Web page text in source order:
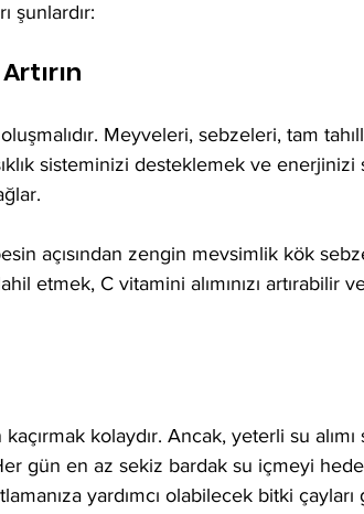
şunlardır:
Meyveleri, sebzeleri, tam
sisteminizi desteklemek ve
açısından zengin mevsimlik kök
etmek, C vitamini alımınızı artırabilir ve
kaçırmak kolaydır. Ancak, yeterli su
gün en az sekiz bardak su içmeyi
yardımcı olabilecek bitki çayları